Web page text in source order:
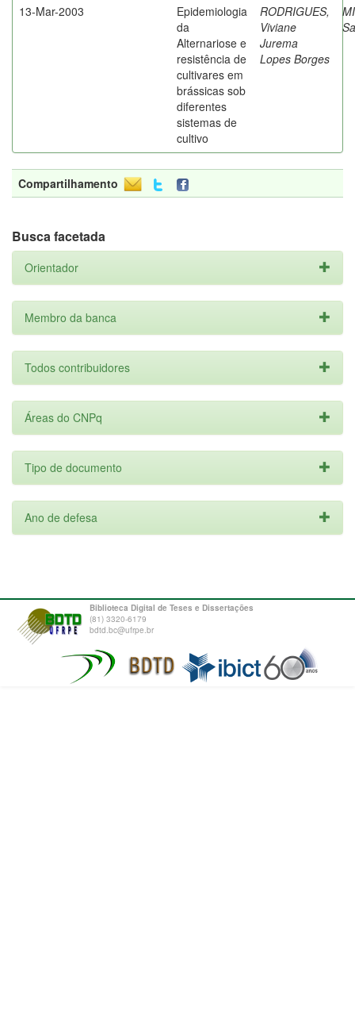
13-Mar-2003
Epidemiologia
da
Alternariose e
resistência de
cultivares em
brássicas sob
diferentes
sistemas de
cultivo
RODRIGUES,
Viviane
Jurema
Lopes Borges
Compartilhamento
Busca facetada
Orientador
Membro da banca
Todos contribuidores
Áreas do CNPq
Tipo de documento
Ano de defesa
Biblioteca Digital de Teses e Dissertações
(81) 3320-6179
bdtd.bc@ufrpe.br